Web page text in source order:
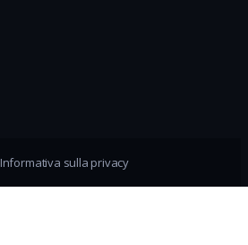
Informativa sulla privacy